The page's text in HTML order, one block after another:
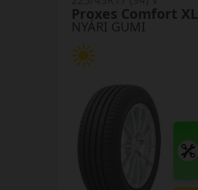
NYÁRI GUMI
Proxes Comfort XL